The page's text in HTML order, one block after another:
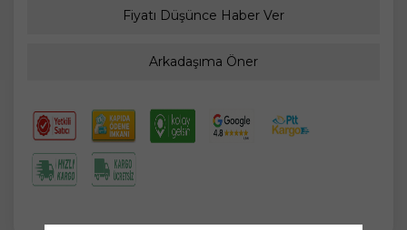
Fiyatı Düşünce Haber Ver
Arkadaşıma Öner